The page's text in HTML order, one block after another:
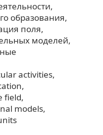
образования
поля
моделей
activities
field
models